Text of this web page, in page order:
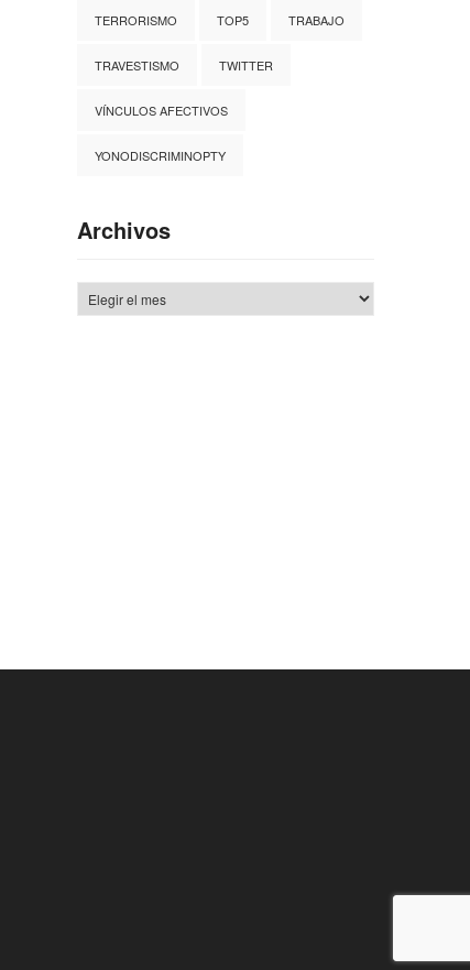
TERRORISMO TOP5 TRABAJO
TRAVESTISMO TWITTER
VÍNCULOS AFECTIVOS
YONODISCRIMINOPTY
Archivos
Archivos